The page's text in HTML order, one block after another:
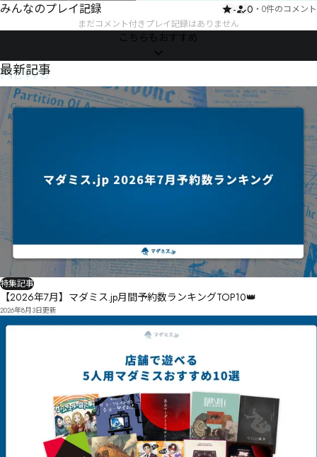
みんなのプレイ記録 - 0 ・ 0件のコメント
まだコメント付きプレイ記録はありません
こちらもおすすめ
NEWS
最新記事
特集記事
【2026年7月】マダミス.jp月間予約数ランキングTOP10👑
2026年8月3日更新